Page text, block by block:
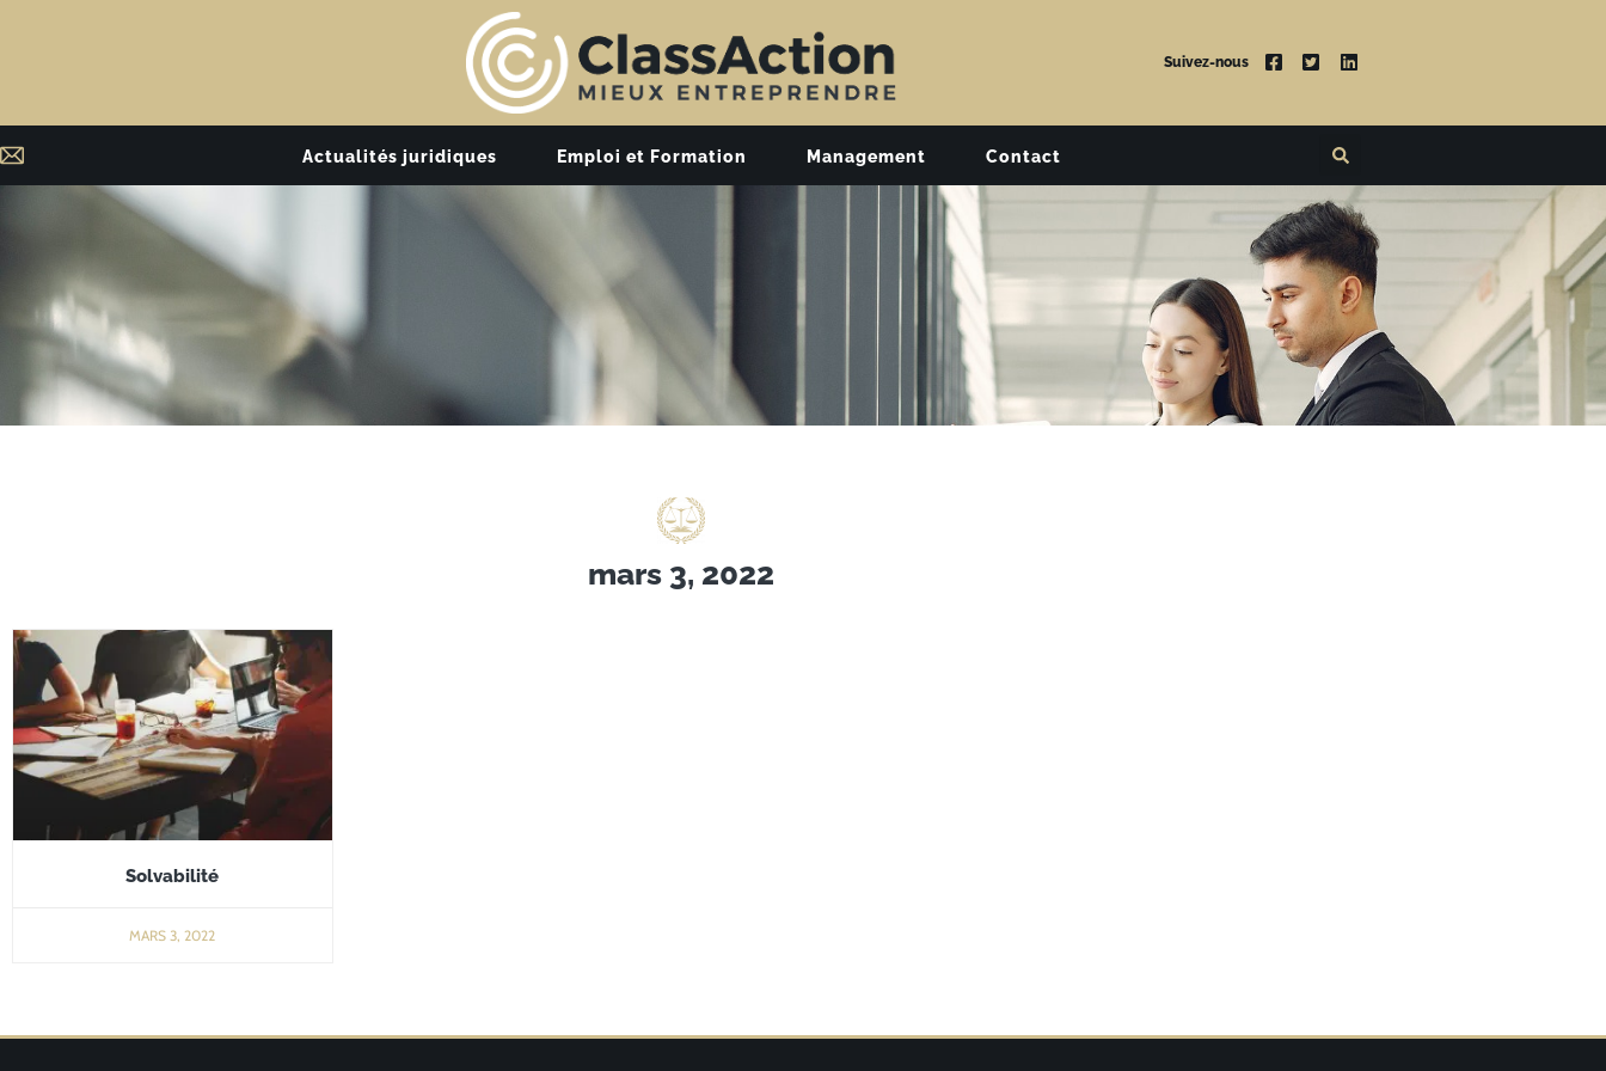
Suivez-nous
Actualités juridiques Emploi et Formation Management Contact
mars 3, 2022
Solvabilité
MARS 3, 2022